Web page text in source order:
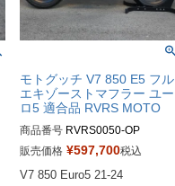
モトグッチ V7 850 E5 フル
エキゾーストマフラー ユー
ロ5 適合品 RVRS MOTO
商品番号 RVRS0050-OP
RVRS0050：クローム
ク
販売価格 ¥597,700税込
V7 850 Euro5 21-24